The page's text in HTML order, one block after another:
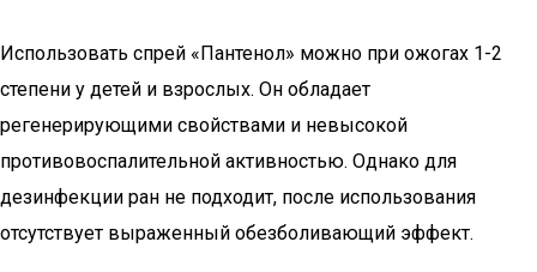
Использовать спрей «Пантенол» можно при ожогах 1-2
степени у детей и взрослых. Он обладает
регенерирующими свойствами и невысокой
противовоспалительной активностью. Однако для
дезинфекции ран не подходит, после использования
отсутствует выраженный обезболивающий эффект.